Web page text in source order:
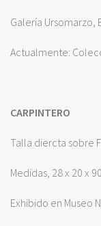
Galería Ursomarzo,
Actualmente:
CARPINTERO
Talla diercta sobre
Medidas, 28 x 20 x
Exhibido en Museo